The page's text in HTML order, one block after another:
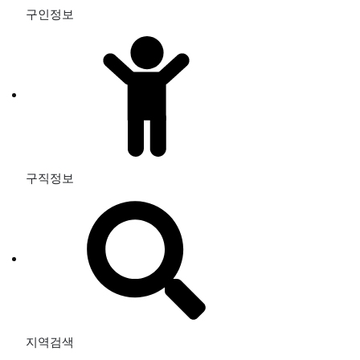
구인정보
구직정보
지역검색